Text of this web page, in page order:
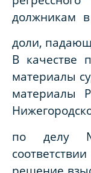
должникам
доли,
В качестве
материалы
материалы
по делу